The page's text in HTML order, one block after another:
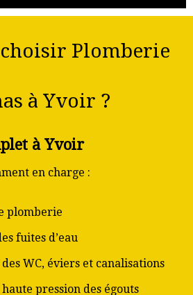
Plomberie
à Yvoir ?
à Yvoir
en charge :
plomberie
fuites d’eau
WC, éviers et canalisations
pression des égouts